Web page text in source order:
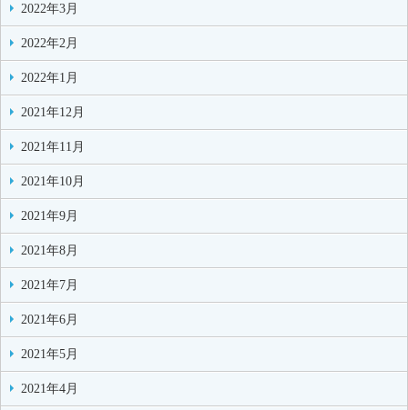
2022年3月
2022年2月
2022年1月
2021年12月
2021年11月
2021年10月
2021年9月
2021年8月
2021年7月
2021年6月
2021年5月
2021年4月